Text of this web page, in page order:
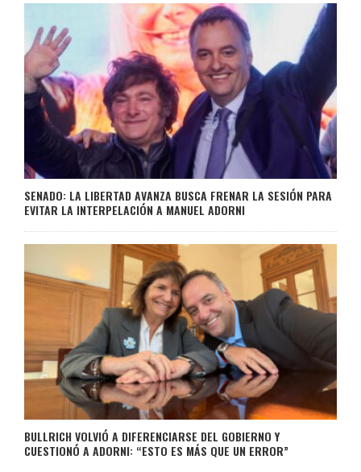
SENADO: LA LIBERTAD AVANZA BUSCA FRENAR LA SESIÓN PARA
EVITAR LA INTERPELACIÓN A MANUEL ADORNI
BULLRICH VOLVIÓ A DIFERENCIARSE DEL GOBIERNO Y
CUESTIONÓ A ADORNI: “ESTO ES MÁS QUE UN ERROR”